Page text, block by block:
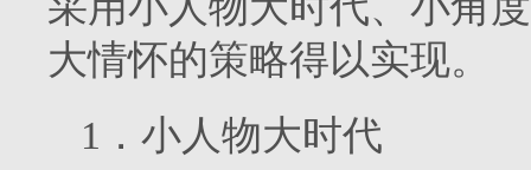
大情怀的策略得以实现。
1．小人物大时代